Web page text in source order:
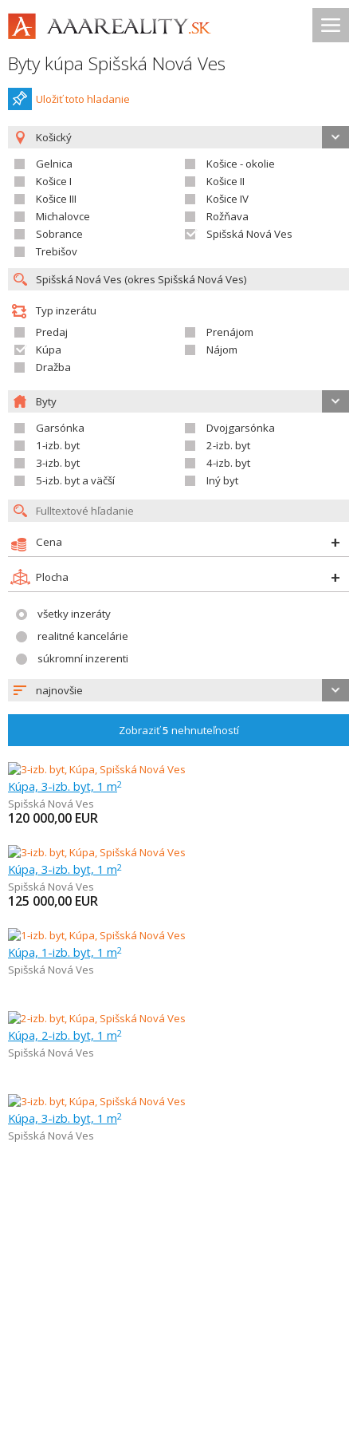
Byty kúpa Spišská Nová Ves
Uložiť toto hladanie
Košický
Gelnica
Košice - okolie
Košice I
Košice II
Košice III
Košice IV
Michalovce
Rožňava
Sobrance
Spišská Nová Ves
Trebišov
Typ inzerátu
Predaj
Prenájom
Kúpa
Nájom
Dražba
Byty
Garsónka
Dvojgarsónka
1-izb. byt
2-izb. byt
3-izb. byt
4-izb. byt
5-izb. byt a väčší
Iný byt
Cena
Plocha
všetky inzeráty
realitné kancelárie
súkromní inzerenti
najnovšie
Zobraziť5 nehnuteľností
Kúpa, 3-izb. byt, 1 m2
Spišská Nová Ves
120 000,00 EUR
Kúpa, 3-izb. byt, 1 m2
Spišská Nová Ves
125 000,00 EUR
Kúpa, 1-izb. byt, 1 m2
Spišská Nová Ves
Kúpa, 2-izb. byt, 1 m2
Spišská Nová Ves
Kúpa, 3-izb. byt, 1 m2
Spišská Nová Ves